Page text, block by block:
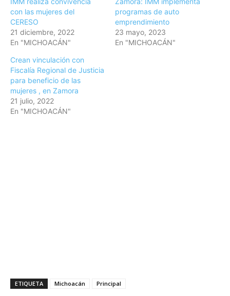
con las mujeres del
CERESO
21 diciembre, 2022
En "MICHOACÁN"
programas de auto
emprendimiento
23 mayo, 2023
En "MICHOACÁN"
Crean vinculación con
Fiscalía Regional de Justicia
para beneficio de las
mujeres , en Zamora
21 julio, 2022
En "MICHOACÁN"
ETIQUETA Michoacán Principal